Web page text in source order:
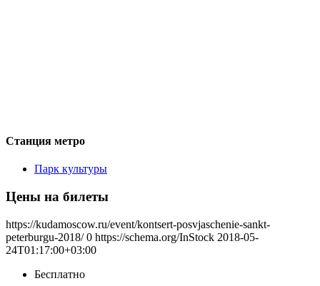
Станция метро
Парк культуры
Цены на билеты
https://kudamoscow.ru/event/kontsert-posvjaschenie-sankt-
peterburgu-2018/ 0 https://schema.org/InStock 2018-05-
24T01:17:00+03:00
Бесплатно